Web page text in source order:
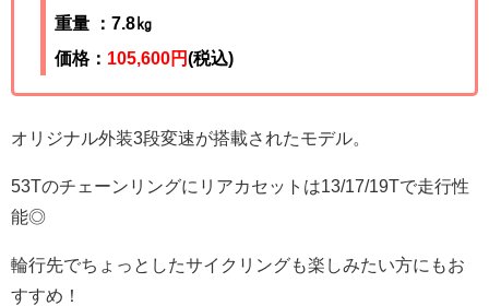
重量 ：7.8㎏
価格： 105,600円(税込)
オリジナル外装3段変速が搭載されたモデル。
53Tのチェーンリングにリアカセットは13/17/19Tで走行性
能◎
輪行先でちょっとしたサイクリングも楽しみたい方にもお
すすめ！